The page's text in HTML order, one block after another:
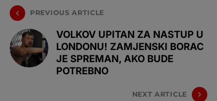
PREVIOUS ARTICLE
VOLKOV UPITAN ZA NASTUP U
LONDONU! ZAMJENSKI BORAC
JE SPREMAN, AKO BUDE
POTREBNO
NEXT ARTICLE